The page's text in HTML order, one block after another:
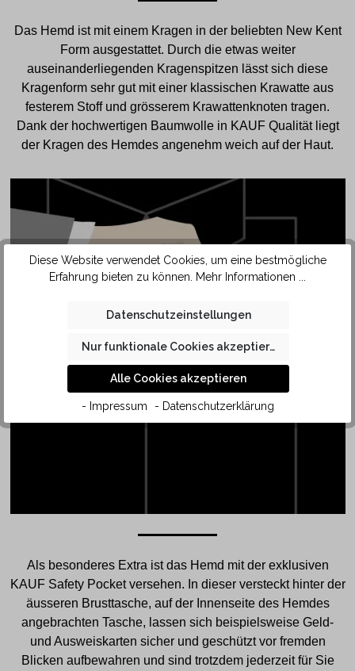
Das Hemd ist mit einem Kragen in der beliebten New Kent
Form ausgestattet. Durch die etwas weiter
auseinanderliegenden Kragenspitzen lässt sich diese
Kragenform sehr gut mit einer klassischen Krawatte aus
festerem Stoff und grösserem Krawattenknoten tragen.
Dank der hochwertigen Baumwolle in KAUF Qualität liegt
der Kragen des Hemdes angenehm weich auf der Haut.
SAFETY
POCKET
Als besonderes Extra ist das Hemd mit der exklusiven
KAUF Safety Pocket versehen. In dieser versteckt hinter der
äusseren Brusttasche, auf der Innenseite des Hemdes
angebrachten Tasche, lassen sich beispielsweise Geld-
und Ausweiskarten sicher und geschützt vor fremden
Blicken aufbewahren und sind trotzdem jederzeit für Sie
Diese Website verwendet Cookies, um eine bestmögliche
Erfahrung bieten zu können. Mehr Informationen ...
Datenschutzeinstellungen
Nur funktionale Cookies akzeptieren
Alle Cookies akzeptieren
- Impressum - Datenschutzerklärung